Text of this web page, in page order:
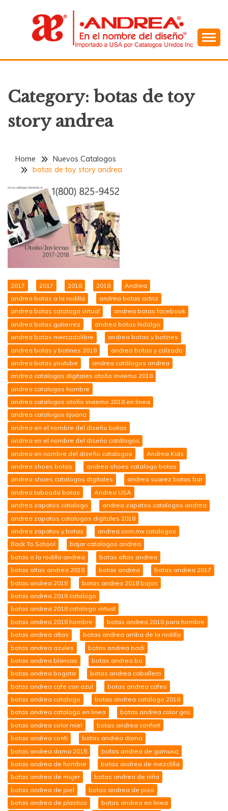
ANDREA
Category: botas de toy
story andrea
Home
Nuevos Catalogos
botas de toy story andrea
2017 2017 2018 2018
Andrea
andrea botas a la rodilla
andrea botas actriz
andrea botas catalogo virtual
andrea botas facebook
andrea botas gutierrez
andrea botas hidalgo
andrea botas mercadolibre
andrea botas y botines
andrea botas y botines 2018
andrea botas y calzado
andrea botas youtube
andrea catálogos andrea
andrea catalogos digitales otoño invierno 2018
andrea catalogos hombre
andrea catalogos otoño invierno 2018 en linea
andrea catalogos tijuana
andrea en el nombre del diseño botas
andrea en el nombre del diseño catálogos
andrea en nombre del diseño catalogos
Andrea Kids
andrea shoes botas
andrea shoes catalogo botas
andrea shoes catalogos digitales
andrea suarez botas bar
andrea taboada botas
Andrea USA
andrea zapatos catalogo
andrea zapatos catalogos andrea
andrea zapatos catalogos digitales 2018
andrea zapatos y botas
andrea.com.mx catalogos
Back To School
bajar catalogos andrea
botas a la rodilla andrea
botas altas andrea
botas altas andrea 2018
botas andrea
botas andrea 2017
botas andrea 2018
botas andrea 2018 bajas
botas andrea 2018 catalogo
botas andrea 2018 catalogo virtual
botas andrea 2018 hombre
botas andrea 2018 para hombre
botas andrea altas
botas andrea arriba de la rodilla
botas andrea azules
botas andrea badi
botas andrea blancas
botas andrea bo
botas andrea bogota
botas andrea caballero
botas andrea cafe con azul
botas andrea cafes
botas andrea catalogo
botas andrea catalogo 2018
botas andrea catalogo en linea
botas andrea color gris
botas andrea color miel
botas andrea confort
botas andrea conti
botas andrea dama
botas andrea dama 2018
botas andrea de gamusa
botas andrea de hombre
botas andrea de mezclilla
botas andrea de mujer
botas andrea de niña
botas andrea de piel
botas andrea de piso
botas andrea de plastico
botas andrea en linea